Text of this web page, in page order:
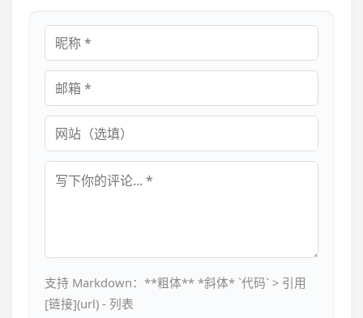
昵称
邮箱
网站
评论内容
支持 Markdown：**粗体** *斜体* `代码` > 引用
[链接](url) - 列表